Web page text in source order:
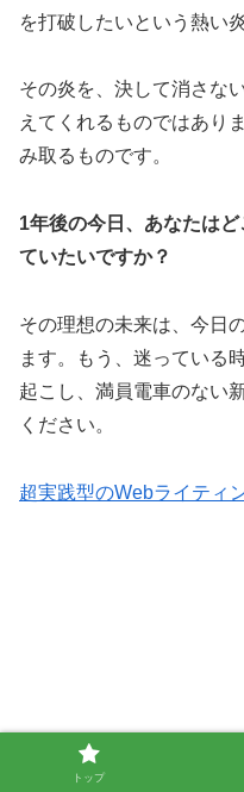
を打破したいという熱い
その炎を、決して消さな
えてくれるものではあり
み取るものです。
1年後の今日、あなたは
ていたいですか？
その理想の未来は、今日
ます。もう、迷っている
起こし、満員電車のない
ください。
超実践型のWebライティ
本記事の要点 – 在宅ワー
在宅ワークは楽園で
トップ